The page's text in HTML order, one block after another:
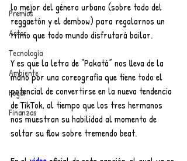
Premios
Autos
Tecnología
Ambiente
Hogar
Finanzas
lo mejor del género urbano (sobre todo del
reggaetón y el dembow) para regalarnos un
ritmo que todo mundo disfrutará bailar.
Y es que la letra de “Pakatá” nos lleva de la
mano por una coreografía que tiene todo el
potencial de convertirse en la nueva tendencia
de TikTok, al tiempo que los tres hermanos
nos muestran su habilidad al momento de
soltar su flow sobre tremendo beat.